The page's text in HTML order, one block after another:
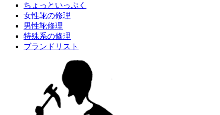
ちょっといっぷく
女性靴の修理
男性靴修理
特殊系の修理
ブランドリスト